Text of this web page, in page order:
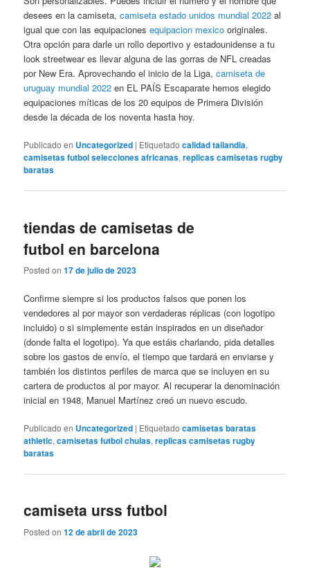
desees en la camiseta,camiseta estado unidos mundial 2022 al
igual que con las equipacionesequipacion mexico originales.
Otra opción para darle un rollo deportivo y estadounidense a tu
look streetwear es llevar alguna de las gorras de NFL creadas
por New Era. Aprovechando el inicio de la Liga,camiseta de
uruguay mundial 2022 en EL PAÍS Escaparate hemos elegido
equipaciones míticas de los 20 equipos de Primera División
desde la década de los noventa hasta hoy.
Publicado en Uncategorized | Etiquetado calidad tailandia,
camisetas futbol selecciones africanas,replicas camisetas rugby
baratas
tiendas de camisetas de
futbol en barcelona
Posted on17 de julio de 2023
Confirme siempre si los productos falsos que ponen los
vendedores al por mayor son verdaderas réplicas (con logotipo
incluido) o si simplemente están inspirados en un diseñador
(donde falta el logotipo). Ya que estáis charlando, pida detalles
sobre los gastos de envío, el tiempo que tardará en enviarse y
también los distintos perfiles de marca que se incluyen en su
cartera de productos al por mayor. Al recuperar la denominación
inicial en 1948, Manuel Martínez creó un nuevo escudo.
Publicado en Uncategorized | Etiquetado camisetas baratas
athletic,camisetas futbol chulas,replicas camisetas rugby
baratas
camiseta urss futbol
Posted on12 de abril de 2023